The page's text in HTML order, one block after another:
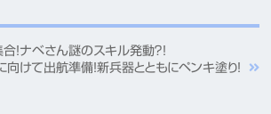
！ナベさん謎のスキル発動？！
向けて出航準備！新兵器とともにペンキ塗り！